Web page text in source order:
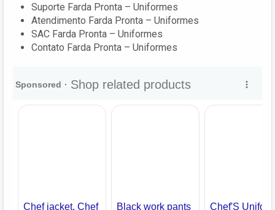
Suporte Farda Pronta – Uniformes
Atendimento Farda Pronta – Uniformes
SAC Farda Pronta – Uniformes
Contato Farda Pronta – Uniformes